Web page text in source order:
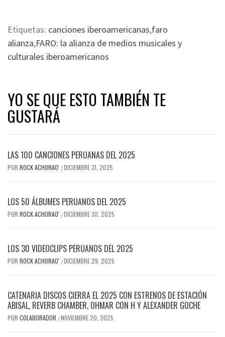
Etiquetas: canciones iberoamericanas,faro
alianza,FARO: la alianza de medios musicales y
culturales iberoamericanos
YO SE QUE ESTO TAMBIÉN TE
GUSTARÁ
LAS 100 CANCIONES PERUANAS DEL 2025
POR ROCK ACHORAO' /DICIEMBRE 31, 2025
LOS 50 ÁLBUMES PERUANOS DEL 2025
POR ROCK ACHORAO' /DICIEMBRE 30, 2025
LOS 30 VIDEOCLIPS PERUANOS DEL 2025
POR ROCK ACHORAO' /DICIEMBRE 29, 2025
CATENARIA DISCOS CIERRA EL 2025 CON ESTRENOS DE ESTACIÓN
ABISAL, REVERB CHAMBER, OHMAR CON H Y ALEXANDER GOCHE
POR COLABORADOR /NOVIEMBRE 20, 2025